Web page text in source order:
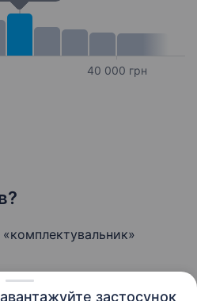
застосунок
40 000 грн
«комплектувальник»